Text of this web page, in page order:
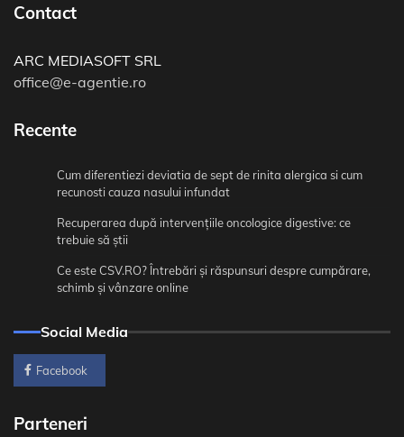
Contact
ARC MEDIASOFT SRL
office@e-agentie.ro
Recente
Cum diferentiezi deviatia de sept de rinita alergica si cum
recunosti cauza nasului infundat
Recuperarea după intervențiile oncologice digestive: ce
trebuie să știi
Ce este CSV.RO? Întrebări și răspunsuri despre cumpărare,
schimb și vânzare online
Social Media
Facebook
Parteneri